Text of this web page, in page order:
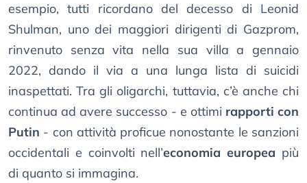
esempio, tutti ricordano del decesso di Leonid
Shulman, uno dei maggiori dirigenti di Gazprom,
rinvenuto senza vita nella sua villa a gennaio
2022, dando il via a una lunga lista di suicidi
inaspettati. Tra gli oligarchi, tuttavia, c’è anche chi
continua ad avere successo - e ottimi rapporti con
Putin - con attività proficue nonostante le sanzioni
occidentali e coinvolti nell’economia europea più
di quanto si immagina.